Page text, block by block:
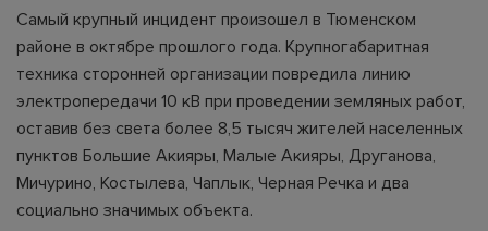
Самый крупный инцидент произошел в Тюменском
районе в октябре прошлого года. Крупногабаритная
техника сторонней организации повредила линию
электропередачи 10 кВ при проведении земляных работ,
оставив без света более 8,5 тысяч жителей населенных
пунктов Большие Акияры, Малые Акияры, Друганова,
Мичурино, Костылева, Чаплык, Черная Речка и два
социально значимых объекта.